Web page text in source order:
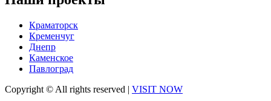
Краматорск
Кременчуг
Днепр
Каменское
Павлоград
Copyright © All rights reserved | VISIT NOW